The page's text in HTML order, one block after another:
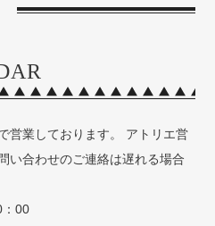
営業しております。 アトリエ営
い合わせのご連絡は遅れる場合
：00